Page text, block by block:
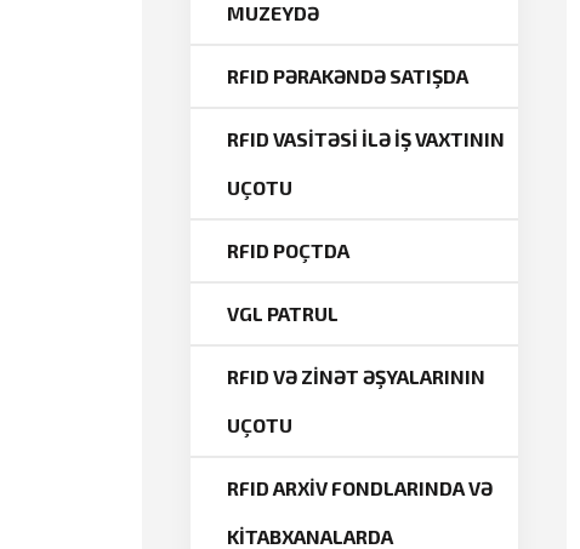
MUZEYDƏ
RFID PƏRAKƏNDƏ SATIŞDA
RFID VASİTƏSİ İLƏ İŞ VAXTININ
UÇOTU
RFID POÇTDA
VGL PATRUL
RFID VƏ ZİNƏT ƏŞYALARININ
UÇOTU
RFID ARXİV FONDLARINDA VƏ
KİTABXANALARDA